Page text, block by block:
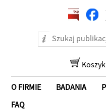
O FIRMIE BADANIA
FAQ